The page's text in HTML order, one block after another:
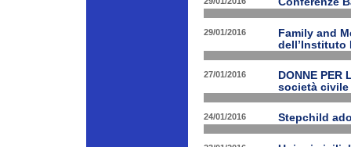
29/01/2016
Family and
dell’Instituto
27/01/2016
DONNE
società
24/01/2016 Stepchild